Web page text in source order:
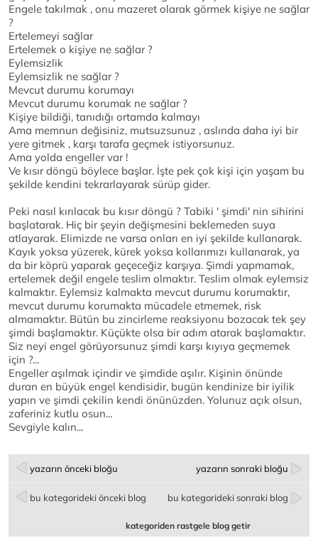
Engele takılmak , onu mazeret olarak görmek kişiye ne sağlar
?
Ertelemeyi sağlar
Ertelemek o kişiye ne sağlar ?
Eylemsizlik
Eylemsizlik ne sağlar ?
Mevcut durumu korumayı
Mevcut durumu korumak ne sağlar ?
Kişiye bildiği, tanıdığı ortamda kalmayı
Ama memnun değisiniz, mutsuzsunuz , aslında daha iyi bir
yere gitmek , karşı tarafa geçmek istiyorsunuz.
Ama yolda engeller var !
Ve kısır döngü böylece başlar. İşte pek çok kişi için yaşam bu
şekilde kendini tekrarlayarak sürüp gider.
Peki nasıl kırılacak bu kısır döngü ? Tabiki ' şimdi' nin sihirini
başlatarak. Hiç bir şeyin değişmesini beklemeden suya
atlayarak. Elimizde ne varsa onları en iyi şekilde kullanarak.
Kayık yoksa yüzerek, kürek yoksa kollarımızı kullanarak, ya
da bir köprü yaparak geçeceğiz karşıya. Şimdi yapmamak,
ertelemek değil engele teslim olmaktır. Teslim olmak eylemsiz
kalmaktır. Eylemsiz kalmakta mevcut durumu korumaktır,
mevcut durumu korumakta mücadele etmemek, risk
almamaktır. Bütün bu zincirleme reaksiyonu bozacak tek şey
şimdi başlamaktır. Küçükte olsa bir adım atarak başlamaktır.
Siz neyi engel görüyorsunuz şimdi karşı kıyıya geçmemek
için ?...
Engeller aşılmak içindir ve şimdide aşılır. Kişinin önünde
duran en büyük engel kendisidir, bugün kendinize bir iyilik
yapın ve şimdi çekilin kendi önünüzden. Yolunuz açık olsun,
zaferiniz kutlu osun...
Sevgiyle kalın...
yazarın önceki bloğu yazarın sonraki bloğu
bu kategorideki önceki blog bu kategorideki sonraki blog
kategoriden rastgele blog getir